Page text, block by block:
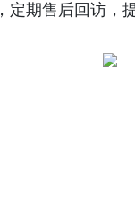
定期售后回访，